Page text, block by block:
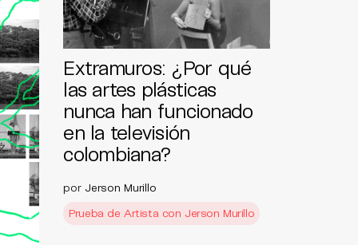
Extramuros: ¿Por qué
las artes plásticas
nunca han funcionado
en la televisión
colombiana?
por Jerson Murillo
Prueba de Artista con Jerson Murillo